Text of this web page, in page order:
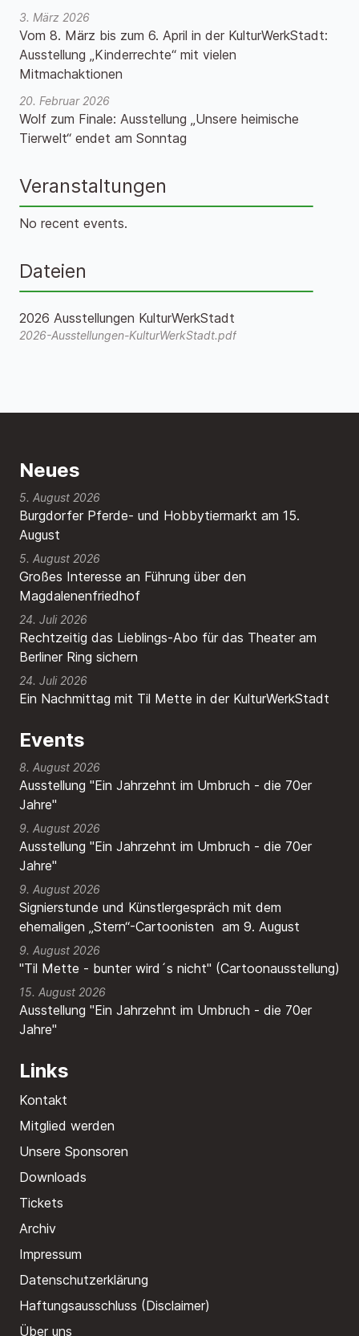
3. März 2026
Vom 8. März bis zum 6. April in der KulturWerkStadt:
Ausstellung „Kinderrechte“ mit vielen
Mitmachaktionen
20. Februar 2026
Wolf zum Finale: Ausstellung „Unsere heimische
Tierwelt“ endet am Sonntag
Veranstaltungen
No recent events.
Dateien
2026 Ausstellungen KulturWerkStadt
2026-Ausstellungen-KulturWerkStadt.pdf
Neues
Burgdorfer Pferde- und Hobbytiermarkt am 15.
August
5. August 2026
Großes Interesse an Führung über den
Magdalenenfriedhof
5. August 2026
Rechtzeitig das Lieblings-Abo für das Theater am
Berliner Ring sichern
24. Juli 2026
Ein Nachmittag mit Til Mette in der KulturWerkStadt
24. Juli 2026
Events
8. August 2026
Ausstellung "Ein Jahrzehnt im Umbruch - die 70er
Jahre"
9. August 2026
Ausstellung "Ein Jahrzehnt im Umbruch - die 70er
Jahre"
9. August 2026
Signierstunde und Künstlergespräch mit dem
ehemaligen „Stern“-Cartoonisten am 9. August
9. August 2026
"Til Mette - bunter wird´s nicht" (Cartoonausstellung)
15. August 2026
Ausstellung "Ein Jahrzehnt im Umbruch - die 70er
Jahre"
Links
Kontakt
Mitglied werden
Unsere Sponsoren
Downloads
Tickets
Archiv
Impressum
Datenschutzerklärung
Haftungsausschluss (Disclaimer)
Über uns